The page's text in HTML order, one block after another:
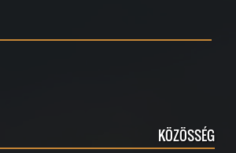
KÖZÖSSÉG